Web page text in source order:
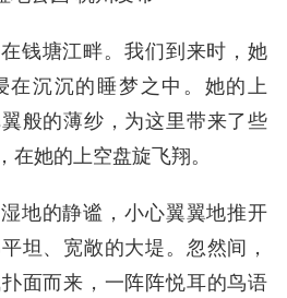
钱塘江畔。我们到来时，她
在沉沉的睡梦之中。她的上
般的薄纱，为这里带来了些
在她的上空盘旋飞翔。
地的静谧，小心翼翼地推开
坦、宽敞的大堤。忽然间，
面而来，一阵阵悦耳的鸟语